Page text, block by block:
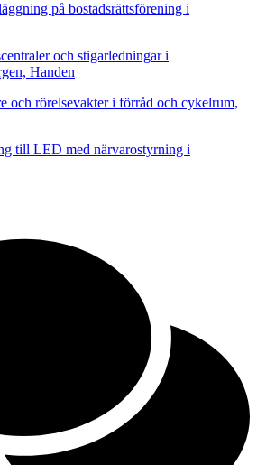
på bostadsrättsförening i
och stigarledningar i
Handen
och rörelsevakter i förråd och cykelrum,
till LED med närvarostyrning i